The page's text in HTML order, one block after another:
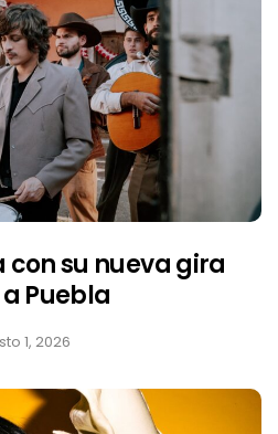
su nueva gira
a Puebla
1, 2026